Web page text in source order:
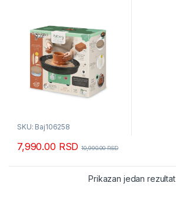
SKU: Baj106258
7,990.00 RSD 10,990.00RSD
Prikazan jedan rezultat